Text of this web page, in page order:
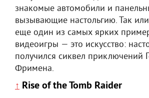
знакомые автомобили и
вызывающие настольгию. Так
еще один из самых ярких
видеоигры — это искусство:
получился сиквел приключений
Фримена.
↑ Rise of the Tomb Raider